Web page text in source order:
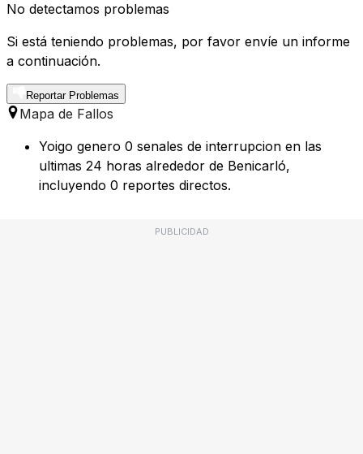
No detectamos problemas
Si está teniendo problemas, por favor envíe un informe
a continuación.
Reportar Problemas
Mapa de Fallos
Yoigo genero 0 senales de interrupcion en las
ultimas 24 horas alrededor de Benicarló,
incluyendo 0 reportes directos.
PUBLICIDAD